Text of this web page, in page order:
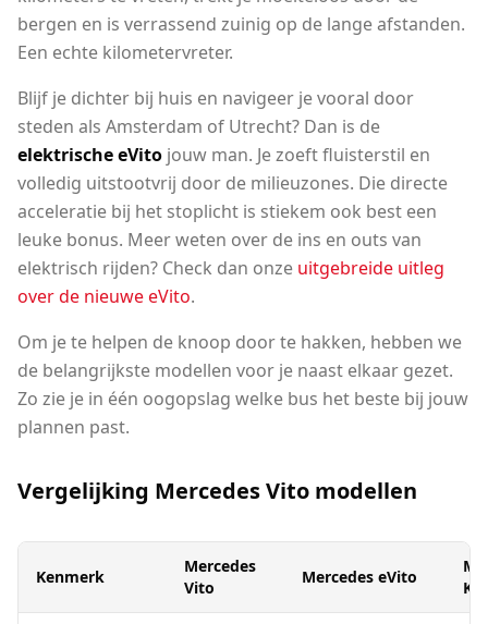
bergen en is verrassend zuinig op de lange afstanden.
Een echte kilometervreter.
Blijf je dichter bij huis en navigeer je vooral door
steden als Amsterdam of Utrecht? Dan is de
elektrische eVito jouw man. Je zoeft fluisterstil en
volledig uitstootvrij door de milieuzones. Die directe
acceleratie bij het stoplicht is stiekem ook best een
leuke bonus. Meer weten over de ins en outs van
elektrisch rijden? Check dan onze uitgebreide uitleg
over de nieuwe eVito.
Om je te helpen de knoop door te hakken, hebben we
de belangrijkste modellen voor je naast elkaar gezet.
Zo zie je in één oogopslag welke bus het beste bij jouw
plannen past.
Vergelijking Mercedes Vito modellen
Kenmerk
Mercedes
Vito
Mercedes eVito